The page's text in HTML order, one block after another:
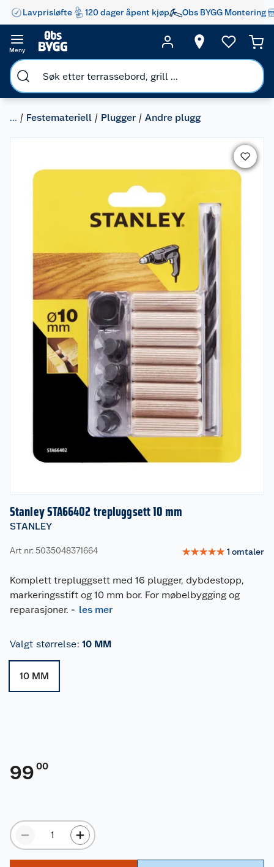
Lavprisløfte 120 dager åpent kjøp Obs BYGG Montering
Meny
... Festemateriell Plugger Andre plugg
Stanley STA66402 trepluggsett 10 mm
STANLEY
Art nr: 5035048371664 ☆☆☆☆☆ 1 omtaler
Komplett trepluggsett med 16 plugger, dybdestopp,
markeringsstift og 10 mm bor. For møbelbygging og
reparasjoner. - les mer
Valgt størrelse: 10 MM
10 MM
99 00